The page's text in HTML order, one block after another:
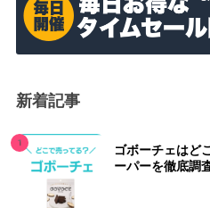
新着記事
ゴボーチェはど
ーパーを徹底調